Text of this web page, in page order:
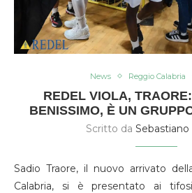
News Reggio Calabria
REDEL VIOLA,
BENISSIMO, È UN
Scritto da
Sadio Traore, il nuovo arrivato
Calabria, si è presentato ai